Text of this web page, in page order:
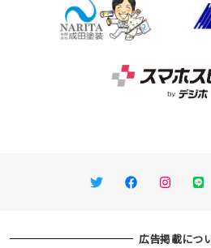
TwitterFacebook
広告掲載につ